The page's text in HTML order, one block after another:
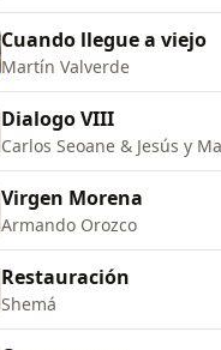
Cuando llegue a viejo
Martín Valverde
Dialogo VIII
Carlos Seoane & Jesús y
Virgen Morena
Armando Orozco
Restauración
Shemá